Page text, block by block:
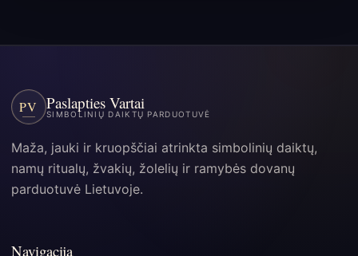
PV Paslapties Vartai
SIMBOLINIŲ DAIKTŲ PARDUOTUVĖ
Maža, jauki ir kruopščiai atrinkta simbolinių daiktų,
namų ritualų, žvakių, žolelių ir ramybės dovanų
parduotuvė Lietuvoje.
Navigacija